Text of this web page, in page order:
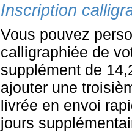
Inscription
Vous pouvez
calligraphiée de
supplément de
ajouter une
livrée en envoi
jours